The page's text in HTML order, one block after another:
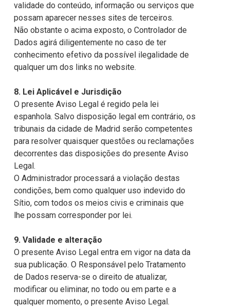
validade do conteúdo, informação ou serviços que
possam aparecer nesses sites de terceiros.
Não obstante o acima exposto, o Controlador de
Dados agirá diligentemente no caso de ter
conhecimento efetivo da possível ilegalidade de
qualquer um dos links no website.
8. Lei Aplicável e Jurisdição
O presente Aviso Legal é regido pela lei
espanhola. Salvo disposição legal em contrário, os
tribunais da cidade de Madrid serão competentes
para resolver quaisquer questões ou reclamações
decorrentes das disposições do presente Aviso
Legal.
O Administrador processará a violação destas
condições, bem como qualquer uso indevido do
Sítio, com todos os meios civis e criminais que
lhe possam corresponder por lei.
9. Validade e alteração
O presente Aviso Legal entra em vigor na data da
sua publicação. O Responsável pelo Tratamento
de Dados reserva-se o direito de atualizar,
modificar ou eliminar, no todo ou em parte e a
qualquer momento, o presente Aviso Legal.